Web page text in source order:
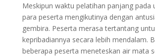
Meskipun waktu pelatihan panjang pada
para peserta mengikutinya dengan
gembira. Peserta merasa tertantang
kepribadiannya secara lebih mendalam.
beberapa peserta meneteskan air mata